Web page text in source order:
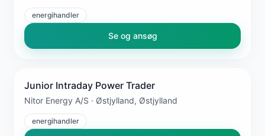
energihandler
Se og ansøg
Junior Intraday Power Trader
Nitor Energy A/S · Østjylland, Østjylland
energihandler